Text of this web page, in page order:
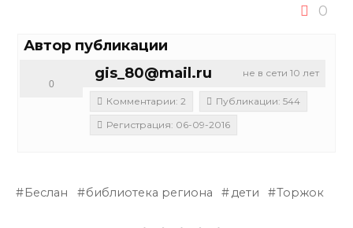
0
Автор публикации
не в сети 10 лет
gis_80@mail.ru
0
Комментарии: 2
Публикации: 544
Регистрация: 06-09-2016
Беслан библиотека региона дети Торжок